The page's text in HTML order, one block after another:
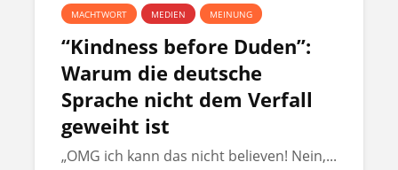
MACHTWORT MEDIEN MEINUNG
“Kindness before Duden”:
Warum die deutsche
Sprache nicht dem Verfall
geweiht ist
„OMG ich kann das nicht believen! Nein,...